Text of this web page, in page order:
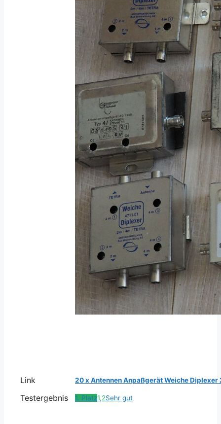
Link 20 x Antennen Anpaßgerät Weiche Diplexer
Testergebnis 1. Platz1,2Sehr gut